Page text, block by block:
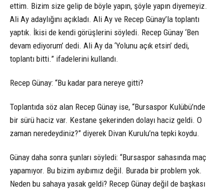
ettim. Bizim size gelip de böyle yapın, şöyle yapın diyemeyiz.
Ali Ay adaylığını açıkladı. Ali Ay ve Recep Günay’la toplantı
yaptık. İkisi de kendi görüşlerini söyledi. Recep Günay ‘Ben
devam ediyorum’ dedi. Ali Ay da ‘Yolunu açık etsin’ dedi,
toplantı bitti.” ifadelerini kullandı.
Recep Günay: “Bu kadar para nereye gitti?
Toplantıda söz alan Recep Günay ise, “Bursaspor Kulübü’nde
bir sürü haciz var. Kestane şekerinden dolayı haciz geldi. O
zaman neredeydiniz?” diyerek Divan Kurulu’na tepki koydu.
Günay daha sonra şunları söyledi: “Bursaspor sahasında maç
yapamıyor. Bu bizim ayıbımız değil. Burada bir problem yok.
Neden bu sahaya yasak geldi? Recep Günay değil de başkası